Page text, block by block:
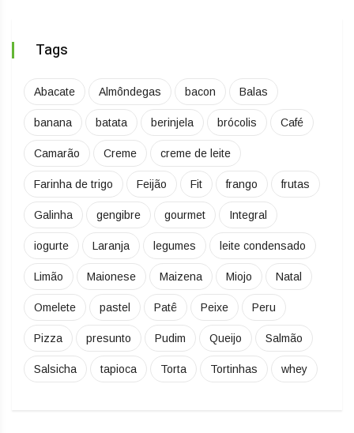
Tags
Abacate Almôndegas bacon Balas
banana batata berinjela brócolis Café
Camarão Creme creme de leite
Farinha de trigo Feijão Fit frango frutas
Galinha gengibre gourmet Integral
iogurte Laranja legumes leite condensado
Limão Maionese Maizena Miojo Natal
Omelete pastel Patê Peixe Peru
Pizza presunto Pudim Queijo Salmão
Salsicha tapioca Torta Tortinhas whey